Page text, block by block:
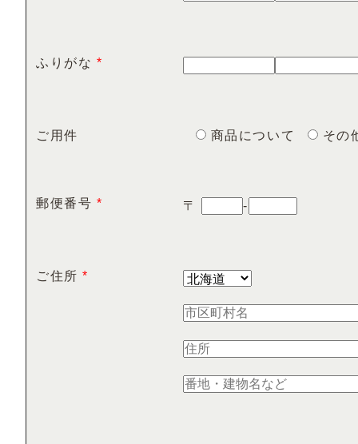
ふりがな *
ご用件 商品について その
郵便番号 * 〒 -
ご住所 *